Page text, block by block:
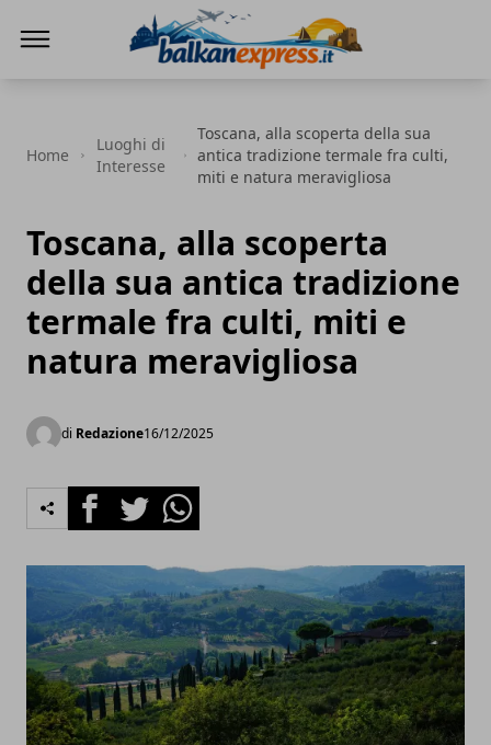
Home
Luoghi di
Interesse
Toscana, alla scoperta della sua
antica tradizione termale fra culti,
miti e natura meravigliosa
Toscana, alla scoperta
della sua antica tradizione
termale fra culti, miti e
natura meravigliosa
di Redazione16/12/2025
FacebookTwitterWhatsapp